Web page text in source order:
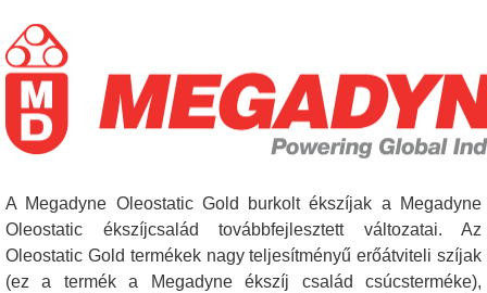
A Megadyne Oleostatic Gold burkolt ékszíjak a Megadyne
Oleostatic ékszíjcsalád továbbfejlesztett változatai. Az
Oleostatic Gold termékek nagy teljesítményű erőátviteli szíjak
(ez a termék a Megadyne ékszíj család csúcsterméke),